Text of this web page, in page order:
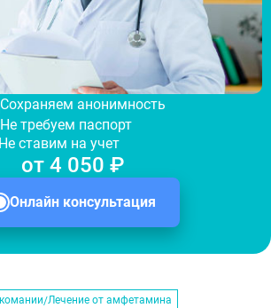
Сохраняем анонимность
Не требуем паспорт
ставим на учет
Онлайн консультация
от 4 050 ₽
Лечение от амфетамина